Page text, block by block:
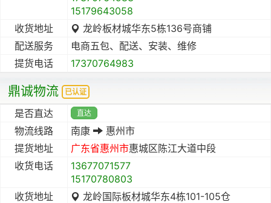
15179643058
收货地址
龙岭板材城华东5栋136号商铺
配送服务
电商五包、配送、安装、维修
提货电话
17370764983
鼎诚物流 已认证
是否直达 直达
物流线路 南康
惠州市
提货地址
广东省惠州市惠城区陈江大道中段
收货电话
13677071577
15170780803
收货地址
龙岭国际板材城华东4栋101-105仓